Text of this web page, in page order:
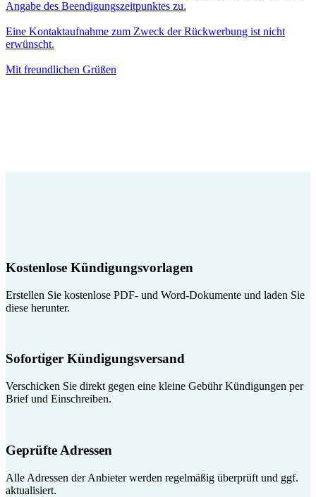
Angabe des Beendigungszeitpunktes zu.
Eine Kontaktaufnahme zum Zweck der Rückwerbung ist nicht
erwünscht.
Mit freundlichen Grüßen
Kostenlose Kündigungsvorlagen
Erstellen Sie kostenlose PDF- und Word-Dokumente und laden Sie
diese herunter.
Sofortiger Kündigungsversand
Verschicken Sie direkt gegen eine kleine Gebühr Kündigungen per
Brief und Einschreiben.
Geprüfte Adressen
Alle Adressen der Anbieter werden regelmäßig überprüft und ggf.
aktualisiert.